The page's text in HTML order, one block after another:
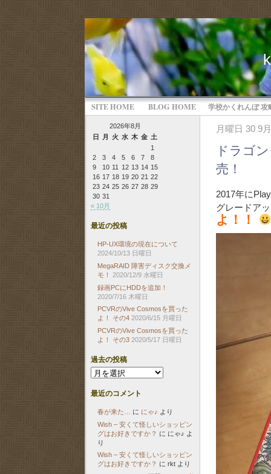
SITE HOME BLOG HOME 学校かくれんぼ 攻
月曜日 30 9
ドラゴ
売！
2017年に
グレードア
よ！！
2026年8月
日
月 火 水 木 金 土
1
2
3 4 5 6 7
8
9
10 11 12 13 14 15
16 17 18 19 20 21 22
23 24 25 26 27 28 29
30 31
« 10月
最近の投稿
HP-UX環境の現在について
2024/10/13 日曜日
MegaRAID 障害ディスク交換メ
モ！
2020/12/9 水曜日
録画PCにHDDを追加！
2020/7/16 木曜日
PCVRのVive Cosmosを買った
よ！ その4 2020/6/15 月曜日
PCVRのVive Cosmosを買った
よ！ その3 2020/5/17 日曜日
過去の投稿
過
去
の
投
最近のコメント
春が来た… に にゃ♪ より
Wish – 安くて怪しいショッピン
グはお好きですか？ に にゃ♪ よ
り
Wish – 安くて怪しいショッピン
グはお好きですか？ にrkt より